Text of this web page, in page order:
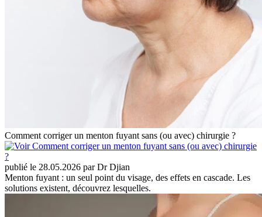
Comment corriger un menton fuyant sans (ou avec) chirurgie ?
publié le 28.05.2026 par Dr Djian
Menton fuyant : un seul point du visage, des effets en cascade. Les
solutions existent, découvrez lesquelles.